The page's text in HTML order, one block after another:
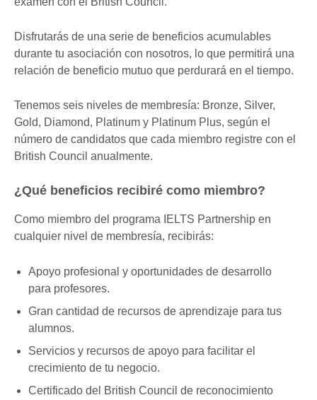
Disfrutarás de una serie de beneficios acumulables
durante tu asociación con nosotros, lo que permitirá una
relación de beneficio mutuo que perdurará en el tiempo.
Tenemos seis niveles de membresía: Bronze, Silver,
Gold, Diamond, Platinum y Platinum Plus, según el
número de candidatos que cada miembro registre con el
British Council anualmente.
¿Qué beneficios recibiré como miembro?
Como miembro del programa IELTS Partnership en
cualquier nivel de membresía, recibirás:
Apoyo profesional y oportunidades de desarrollo
para profesores.
Gran cantidad de recursos de aprendizaje para tus
alumnos.
Servicios y recursos de apoyo para facilitar el
crecimiento de tu negocio.
Certificado del British Council de reconocimiento